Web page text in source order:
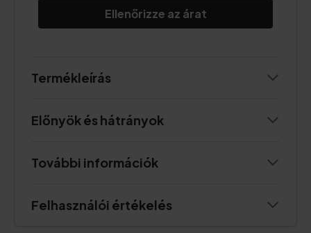
Ellenőrizze az árat
Termékleírás
Előnyök és hátrányok
További információk
Felhasználói értékelés